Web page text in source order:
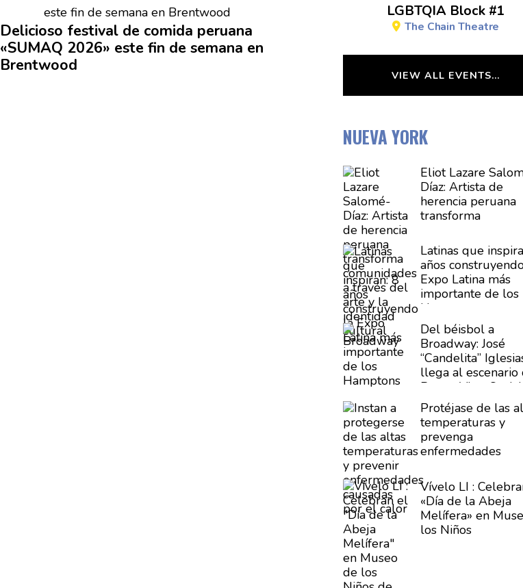
Delicioso festival de comida peruana
«SUMAQ 2026» este fin de semana en
Brentwood
LGBTQIA Block #1
The Chain Theatre
VIEW ALL EVENTS…
NUEVA YORK
Eliot Lazare
Díaz: Artista de
herencia peruana
transforma
del arte y la
cultural
Latinas que
años
Expo Latina más
importante de los
Hamptons
Del béisbol a
Broadway: José
“Candelita”
llega al escenario
Buena Vista Social
Club
Protéjase de las
temperaturasy
prevenga
enfermedades
Vívelo LI :
«Día de la Abeja
Melífera» en
los Niños